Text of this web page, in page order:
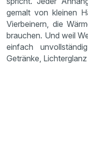
gemalt von kleinen
Vierbeinern, die
brauchen. Und weil
einfach
Getränke,